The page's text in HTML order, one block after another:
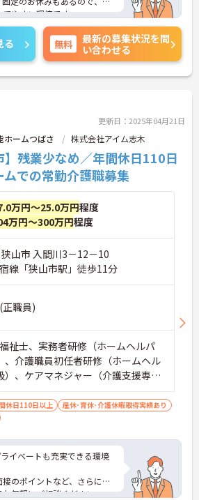
やすい環境です。
前と同様に勤務継続可能な
用継続可能です！
接対策ポイント等、さらに
お気軽にご相談ください！
る 無料
最新の募集状況を問
い合わせる
更新日：2025年04月21日
ホームつばさ 株式会社アイム志木
】残業少なめ／年間休日110日
での常勤介護職募集
万円～25.0万円程度
万円～300万円程度
山市 入間川3－12－10
線「狭山市駅」徒歩11分
職員)
祉士、実務者研修（ホームヘルパ
、介護職員初任者研修（ホームヘル
）、ケアマネジャー（介護支援専門
ずれかあれば尚良し ※普通自動車
定可）あれば尚良し ※未経験者
休日110日以上
産休･育休･介護休暇取得実績あり
イベートも充実できる環境
のポイントなど、さらに詳
気軽にご相談ください。